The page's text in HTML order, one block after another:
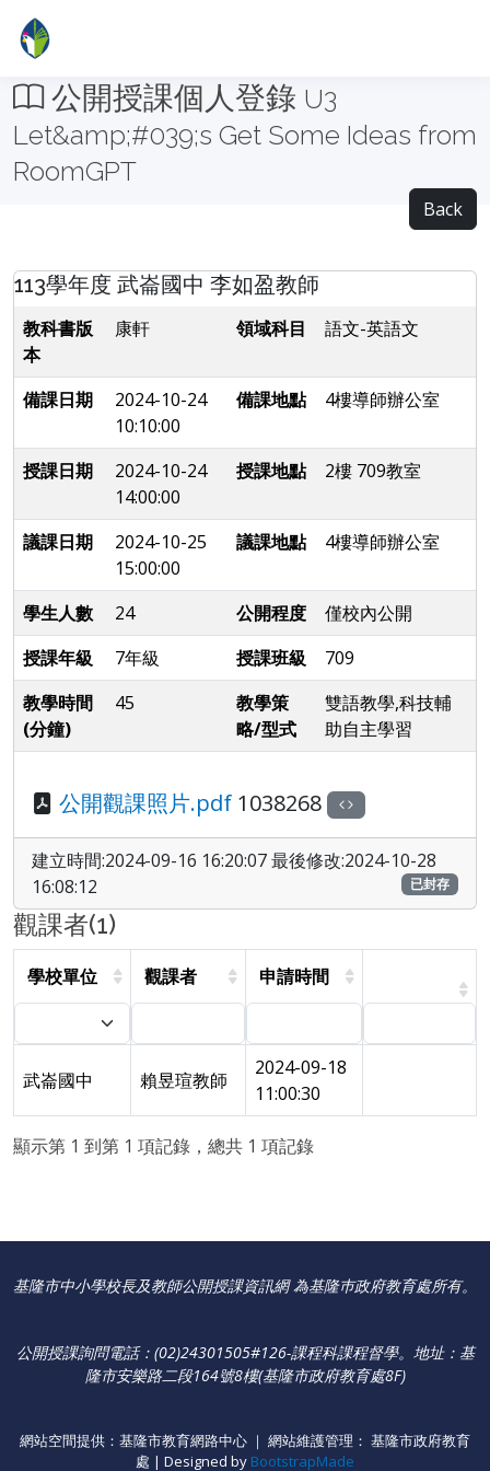
公開授課個人登錄 U3
Let&amp;#039;s Get Some Ideas from
RoomGPT
Back
113學年度 武崙國中 李如盈教師
教科書版
本
康軒 領域科目 語文-英語文
備課日期
2024-10-24
10:10:00
備課地點 4樓導師辦公室
授課日期
2024-10-24
14:00:00
授課地點 2樓 709教室
議課日期
2024-10-25
15:00:00
議課地點 4樓導師辦公室
學生人數 24 公開程度
僅校內公開
授課年級
7年級 授課班級
709
教學時間
(分鐘)
45
教學策
略/型式
雙語教學,科技輔
助自主學習
公開觀課照片.pdf 1038268
建立時間:2024-09-16 16:20:07 最後修改:2024-10-28
16:08:12
已封存
觀課者(1)
學校單位 觀課者 申請時間
武崙國中 賴昱瑄教師
2024-09-18
11:00:30
顯示第 1 到第 1 項記錄，總共 1 項記錄
基隆市中小學校長及教師公開授課資訊網 為基隆巿政府教育處所有。
公開授課詢問電話：(02)24301505#126-課程科課程督學。 地址：基
隆市安樂路二段164號8樓(基隆市政府教育處8F)
網站空間提供：基隆市教育網路中心 ｜ 網站維護管理： 基隆市政府教育
處 | Designed by BootstrapMade